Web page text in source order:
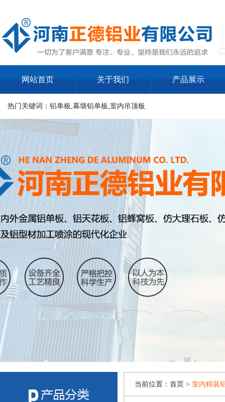
网站首页 关于我们 产品展示
热门关键词：铝单板,幕墙铝单板,室内吊顶板
当前位置： 首页 > 室内精装